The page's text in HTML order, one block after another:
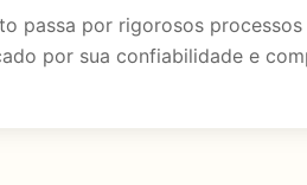
passa por rigorosos
por sua confiabilidade e